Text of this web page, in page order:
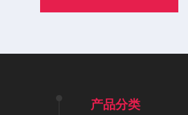
产品分类